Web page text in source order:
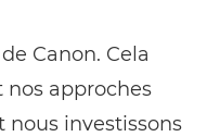
Canon. Cela
approches
investissons